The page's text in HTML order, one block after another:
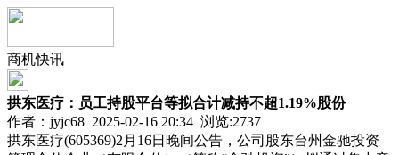
商机快讯
拱东医疗：员工持股平台等拟合计减持不超1.19%股份
作者：jyjc68 2025-02-16 20:34 浏览:2737
拱东医疗(605369)2月16日晚间公告，公司股东台州金驰投资